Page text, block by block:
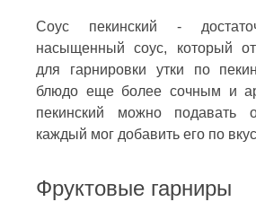
Соус пекинский -
насыщенный соус, который
для гарнировки утки по
блюдо еще более сочным и
пекинский можно подавать
каждый мог добавить его по
Фруктовые гарниры